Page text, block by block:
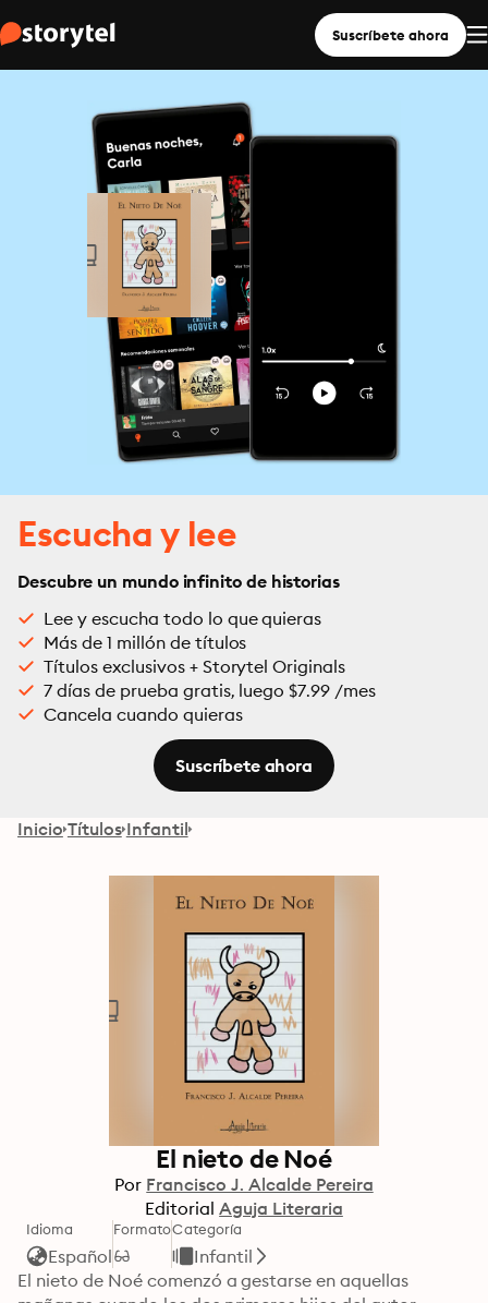
Suscríbete ahora
Escucha y lee
Descubre un mundo infinito de historias
Lee y escucha todo lo que quieras
Más de 1 millón de títulos
Títulos exclusivos + Storytel Originals
7 días de prueba gratis, luego $7.99 /mes
Cancela cuando quieras
Suscríbete ahora
Inicio Títulos Infantil
El nieto de Noé
Por Francisco J. Alcalde Pereira
Editorial Aguja Literaria
Idioma
Español
FormatoCategoría
Infantil
El nieto de Noé comenzó a gestarse en aquellas